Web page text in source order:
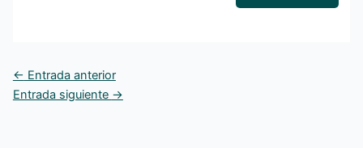
← Entrada anterior
Entrada siguiente →